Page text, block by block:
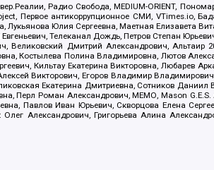
Радио Свобода, MEDIUM-ORIENT,
Первое антикоррупционное СМИ, VTimes.io,
Юлия Сергеевна, Маетная Елизавета
Телеканал Дождь, Петров Степан
Дмитрий Александрович, Альтаир
Костылева Полина Владимировна, Лютов
Кильтау Екатерина Викторовна, Любарев
Викторович, Егоров Владимир
Екатерина Дмитриевна, Сотников Даниил
Перл Роман Александрович, МЕМО, Mason
Павлов Иван Юрьевич, Скворцова Елена
Александрович, Григорьева Алина